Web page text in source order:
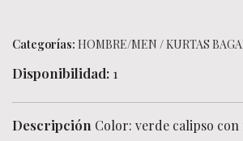
Categorías: HOMBRE/MEN /KURTAS
Disponibilidad: 1
Descripción Color: verde calipso